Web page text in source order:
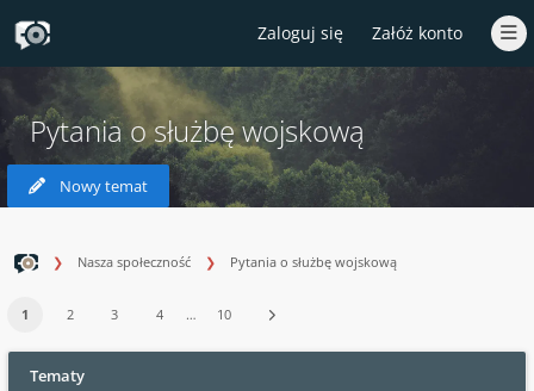
Zaloguj się Załóż konto
Pytania o służbę wojskową
Nowy temat
Nasza społeczność Pytania o służbę wojskową
1 2 3 4 … 10
Tematy